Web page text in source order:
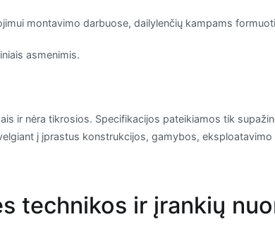
montavimo darbuose, dailylenčių kampams
asmenimis.
ir nėra tikrosios. Specifikacijos pateikiamos tik
į įprastus konstrukcijos, gamybos,
technikos ir įrankių